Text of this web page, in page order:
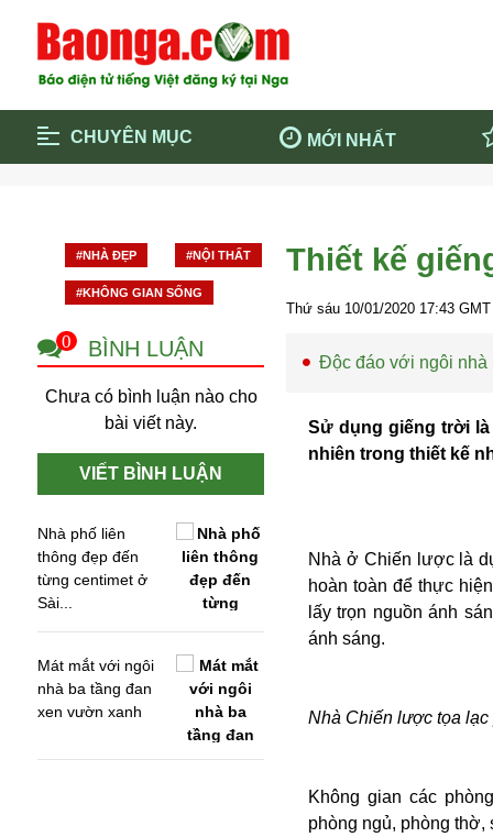
CHUYÊN MỤC MỚI NHẤT
Cộng đồng
Thông tin
Cuộc sống quanh ta
Khám
Quảng cáo
#NHÀ ĐẸP #NỘI THẤT
#KHÔNG GIAN SỐNG
0 BÌNH LUẬN
Chưa có bình luận nào cho
bài viết này.
VIẾT BÌNH LUẬN
Nhà phố liên
thông đẹp đến
từng centimet ở
Sài...
Mát mắt với ngôi
nhà ba tầng đan
xen vườn xanh
Thiết kế
Thứ sáu 10/01/2020 17:43
Độc đáo với ngôi nhà
Sử dụng giếng trời
nhiên trong thiết kế
Nhà ở Chiến lược là
hoàn toàn để thực
lấy trọn nguồn ánh
ánh sáng.
Nhà Chiến lược tọa
Không gian các
phòng ngủ, phòng thờ,